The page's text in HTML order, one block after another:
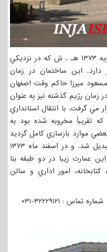
بنايي است زيبا مربوط به دوره صفويه ۱۳۷۳ هـ . ش كه در نزديكي
دارد. اين ساختمان در زمان
ميرزا حاكم وقت اصفهان
رژيم گذشته نيز به عنوان
مي گرفت. با انتقال استانداري
تقريباً مخروبه شده بود به
موارد بازسازي كامل گرديد
و به موزه هنرهاي معاصر اصفهان تبديل شد. و در اسفند ماه ۱۳۷۳
عمارت زيبا در دو طبقه بنا
كتابخانه، امور اداري و سالن
: ۳۲۲۲۹۱۲۱-۰۳۱